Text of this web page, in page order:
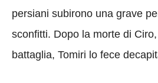
persiani subirono una grave
sconfitti. Dopo la morte di
battaglia, Tomiri lo fece